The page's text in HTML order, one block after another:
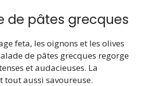
de pâtes grecques
feta, les oignons et les olives
de pâtes grecques regorge
et audacieuses. La
tout aussi savoureuse.